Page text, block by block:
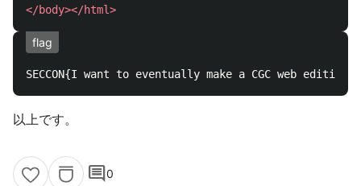
</body></html>
flag
以上です。
comment0